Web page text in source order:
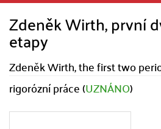
Zdeněk Wirth, první
etapy
Zdeněk Wirth, the first two
rigorózní práce (UZNÁNO)